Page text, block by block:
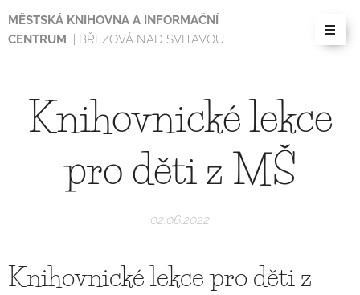
MĚSTSKÁ KNIHOVNA A INFORMAČNÍ
CENTRUM
| BŘEZOVÁ NAD SVITAVOU
Knihovnické lekce
pro děti z MŠ
02.06.2022
Knihovnické lekce pro děti z